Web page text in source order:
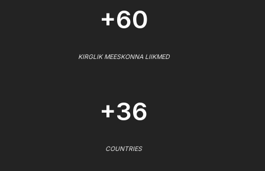
+60
KIRGLIK MEESKONNA LIIKMED
+36
COUNTRIES